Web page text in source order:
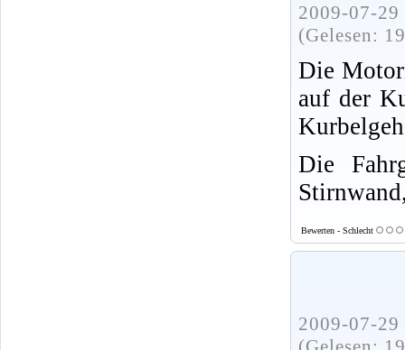
2009-07-
(Gelesen:
Die
auf der
Die
Bewerten - Schlecht
2009-07-